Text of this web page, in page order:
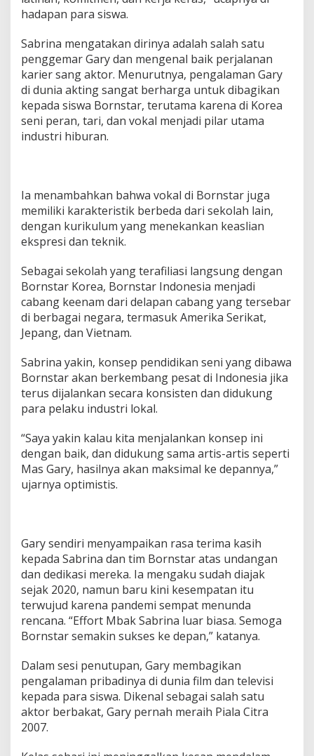
hadapan para siswa.
Sabrina mengatakan dirinya adalah salah satu
penggemar Gary dan mengenal baik perjalanan
karier sang aktor. Menurutnya, pengalaman Gary
di dunia akting sangat berharga untuk dibagikan
kepada siswa Bornstar, terutama karena di Korea
seni peran, tari, dan vokal menjadi pilar utama
industri hiburan.
Ia menambahkan bahwa vokal di Bornstar juga
memiliki karakteristik berbeda dari sekolah lain,
dengan kurikulum yang menekankan keaslian
ekspresi dan teknik.
Sebagai sekolah yang terafiliasi langsung dengan
Bornstar Korea, Bornstar Indonesia menjadi
cabang keenam dari delapan cabang yang tersebar
di berbagai negara, termasuk Amerika Serikat,
Jepang, dan Vietnam.
Sabrina yakin, konsep pendidikan seni yang dibawa
Bornstar akan berkembang pesat di Indonesia jika
terus dijalankan secara konsisten dan didukung
para pelaku industri lokal.
“Saya yakin kalau kita menjalankan konsep ini
dengan baik, dan didukung sama artis-artis seperti
Mas Gary, hasilnya akan maksimal ke depannya,”
ujarnya optimistis.
Gary sendiri menyampaikan rasa terima kasih
kepada Sabrina dan tim Bornstar atas undangan
dan dedikasi mereka. Ia mengaku sudah diajak
sejak 2020, namun baru kini kesempatan itu
terwujud karena pandemi sempat menunda
rencana. “Effort Mbak Sabrina luar biasa. Semoga
Bornstar semakin sukses ke depan,” katanya.
Dalam sesi penutupan, Gary membagikan
pengalaman pribadinya di dunia film dan televisi
kepada para siswa. Dikenal sebagai salah satu
aktor berbakat, Gary pernah meraih Piala Citra
2007.